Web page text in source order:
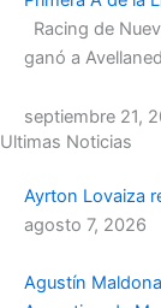
Racing de
ganó a
septiembre 21,
Ultimas Noticias
Ayrton Lovaiza
agosto 7, 2026
Agustín